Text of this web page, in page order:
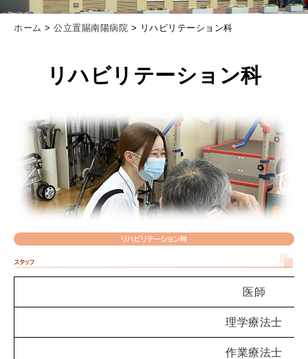
ホーム > 公立置賜南陽病院 > リハビリテーション科
リハビリテーション科
医師
理学療法士
作業療法士